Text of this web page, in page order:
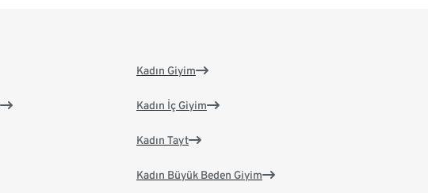
Kadın Giyim
Kadın İç Giyim
Kadın Tayt
Kadın Büyük Beden Giyim